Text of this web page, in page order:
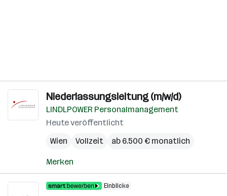
Niederlassungsleitung (m/w/d)
LINDLPOWER Personalmanagement
Heute veröffentlicht
Wien
Vollzeit ab 6.500 € monatlich
Merken
Einblicke